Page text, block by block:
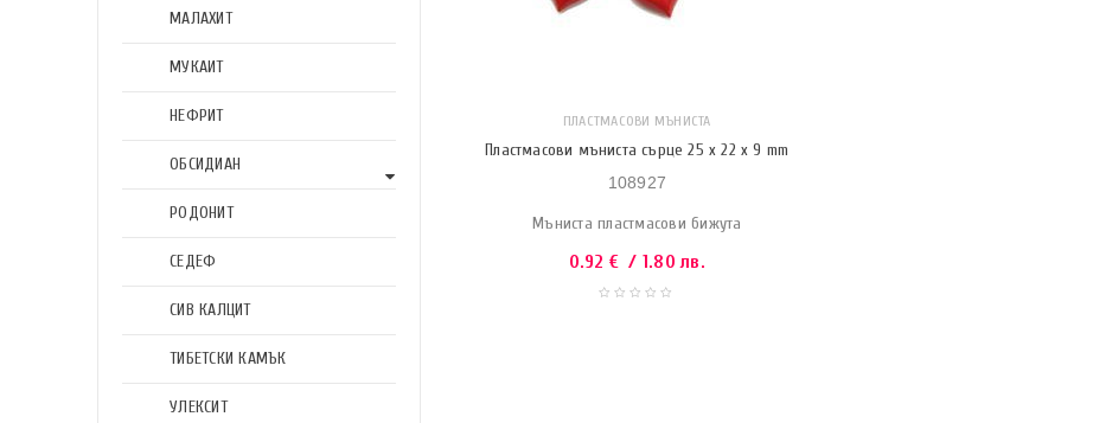
МАЛАХИТ
МУКАИТ
НЕФРИТ
ОБСИДИАН
РОДОНИТ
СЕДЕФ
СИВ КАЛЦИТ
ТИБЕТСКИ КАМЪК
УЛЕКСИТ
ПЛАСТМАСОВИ МЪНИСТА
Пластмасови мъниста сърце 25 x 22 x 9 mm
108927
Мъниста пластмасови бижута
0.92 € / 1.80 лв.